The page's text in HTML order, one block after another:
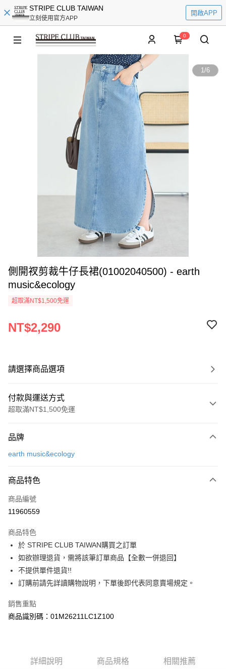
STRIPE CLUB TAIWAN
立刻使用官方APP
開啟APP
0
1/6
側開衩剪裁牛仔長裙(01002040500) - earth
music&ecology
超取滿NT$1,500免運
NT$2,290
請選擇商品選項
付款與運送方式
超取滿NT$1,500免運
信用卡一次付款
3 期 0 利率 每期
合作金庫商業銀行
上海商業儲蓄銀行
臺灣中小企業銀行
匯豐（台灣）商業銀行
華泰商業銀行
聯邦商業銀行
遠東國際商業銀行
元大商業銀行
玉山商業銀行
星展（台灣）商業銀行
台灣樂天信用卡公司
超商取貨付款
LINE Pay
Apple Pay
街口支付
悠遊付
大哥付你分期
相關說明
流程，驗證手機門號後，選擇欲分期的期數、繳款截止日，確認付款後即完
【關於「AFTEE先享後付」】
品牌
earth music&ecology
商品特色
商品編號
11960559
商品特色
於 STRIPE CLUB TAIWAN購買之訂單
如欲辦理退貨，需將該筆訂單商品【全數一併退回】
不提供單件退貨!!
訂購前請先詳讀購物說明，下單後即代表同意賣場規定。
銷售重點
商品識別碼：01M26211LC1Z100
詳細說明 商品規格 相關推薦